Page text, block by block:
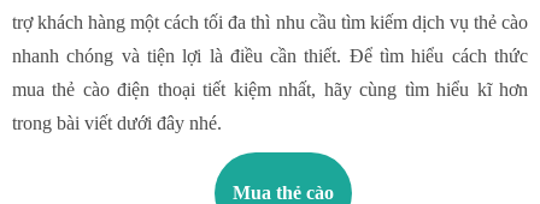
trợ khách hàng một cách tối đa thì nhu cầu tìm kiếm dịch vụ thẻ cào
nhanh chóng và tiện lợi là điều cần thiết. Để tìm hiểu cách thức
mua thẻ cào điện thoại tiết kiệm nhất, hãy cùng tìm hiểu kĩ hơn
trong bài viết dưới đây nhé.
Mua thẻ cào